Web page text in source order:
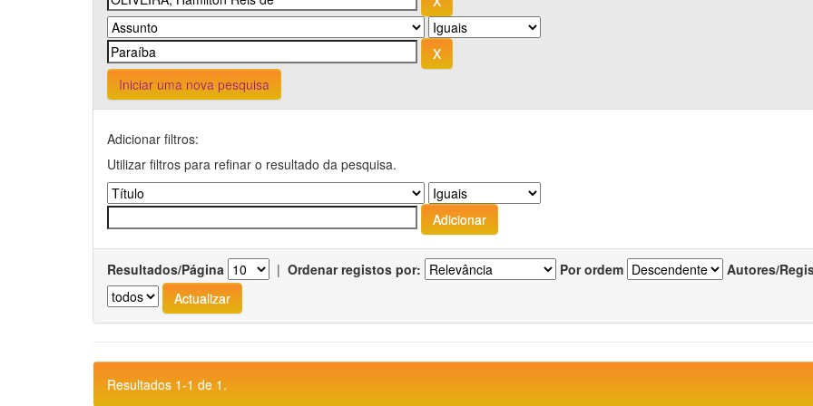
Iniciar uma nova pesquisa
Adicionar filtros:
Utilizar filtros para refinar o resultado da pesquisa.
Resultados/Página | Ordenar registos por: Por ordem Autores/
Resultados 1-1 de 1.